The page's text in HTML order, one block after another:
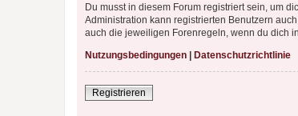
Du musst in diesem Forum registriert sein, um
Administration kann registrierten Benutzern
auch die jeweiligen Forenregeln, wenn du dich
Nutzungsbedingungen | Datenschutzrichtlinie
Registrieren